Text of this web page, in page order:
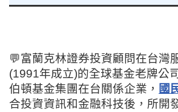
💬富蘭克林證券投資顧問在台灣
(1991年成立)的全球基金老牌公
伯頓基金集團在台關係企業， 國
合投資資訊和金融科技後，所開